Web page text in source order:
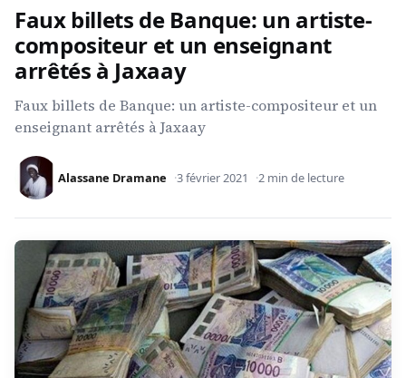
Faux billets de Banque: un artiste-
compositeur et un enseignant
arrêtés à Jaxaay
Faux billets de Banque: un artiste-compositeur et un
enseignant arrêtés à Jaxaay
Alassane Dramane 3 février 2021 2 min de lecture